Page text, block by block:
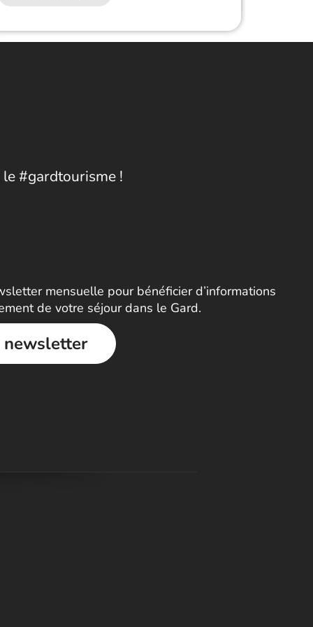
#gardtourisme !
mensuelle pour bénéficier d’informations
de votre séjour dans le Gard.
newsletter